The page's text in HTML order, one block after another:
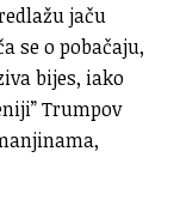
jaču
se o pobačaju,
bijes, iako
Trumpov